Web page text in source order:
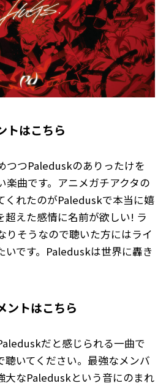
トはこちら
つつPaleduskのありったけを
楽曲です。アニメガチアクタの
くれたのがPaleduskで本当に嬉
超えた感情に名前が欲しい! ラ
りそうなので聴いた方にはライ
いです。Paleduskは世界に轟き
ントはこちら
だと感じられる一曲で
聴いてください。最強なメンバ
大なPaleduskという音にのまれ